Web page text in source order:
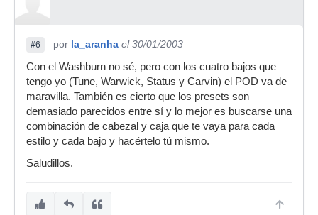
#6 por la_aranha el 30/01/2003
Con el Washburn no sé, pero con los cuatro bajos que
tengo yo (Tune, Warwick, Status y Carvin) el POD va de
maravilla. También es cierto que los presets son
demasiado parecidos entre sí y lo mejor es buscarse una
combinación de cabezal y caja que te vaya para cada
estilo y cada bajo y hacértelo tú mismo.
Saludillos.